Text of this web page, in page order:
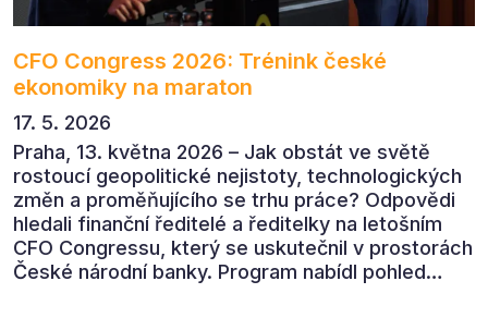
CFO Congress 2026: Trénink české
ekonomiky na maraton
17. 5. 2026
Praha, 13. května 2026 – Jak obstát ve světě
rostoucí geopolitické nejistoty, technologických
změn a proměňujícího se trhu práce? Odpovědi
hledali finanční ředitelé a ředitelky na letošním
CFO Congressu, který se uskutečnil v prostorách
České národní banky. Program nabídl pohled